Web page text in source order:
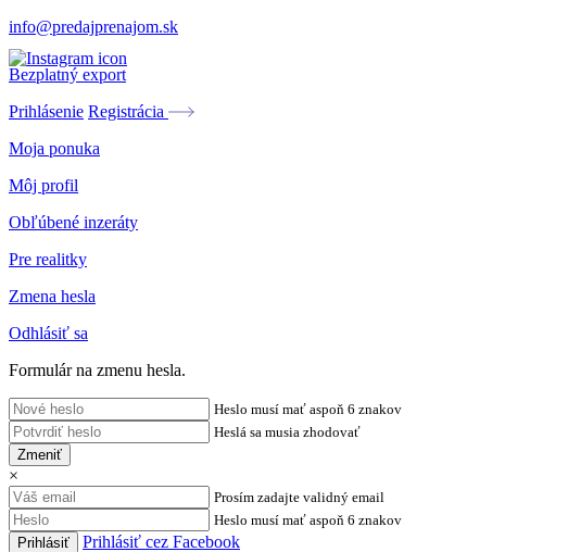
info@predajprenajom.sk
Bezplatný export
Prihlásenie Registrácia
Moja ponuka
Môj profil
Obľúbené inzeráty
Pre realitky
Zmena hesla
Odhlásiť sa
Formulár na zmenu hesla.
Heslo musí mať aspoň 6 znakov
Heslá sa musia zhodovať
Zmeniť
×
Prosím zadajte validný email
Heslo musí mať aspoň 6 znakov
Prihlásiť cez Facebook